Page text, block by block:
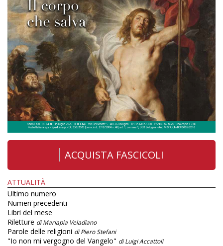
ACQUISTA FASCICOLI
ATTUALITÀ
Ultimo numero
Numeri precedenti
Libri del mese
Riletture di Mariapia Veladiano
Parole delle religioni di Piero Stefani
"Io non mi vergogno del Vangelo" di Luigi Accattoli